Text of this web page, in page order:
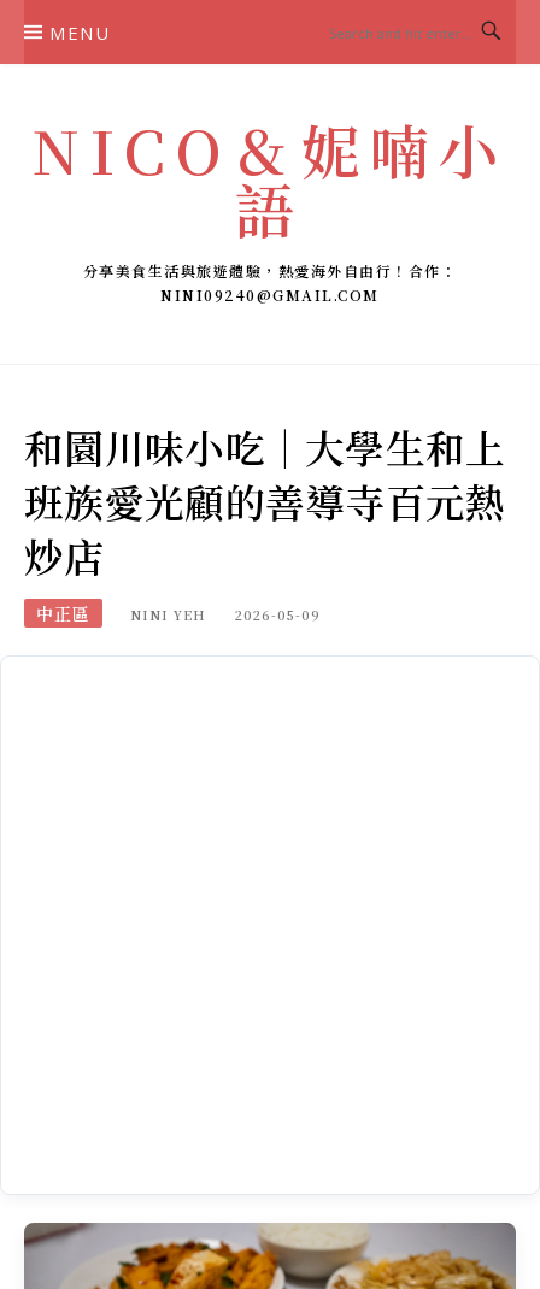
MENU
NICO＆妮喃小
語
分享美食生活與旅遊體驗，熱愛海外自由行！合作：
NINI09240@GMAIL.COM
和園川味小吃｜大學生和上
班族愛光顧的善導寺百元熱
炒店
中正區 NINI YEH 2026-05-09